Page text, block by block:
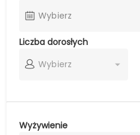
Wybierz
Liczba dorosłych
Wybierz
Wyżywienie